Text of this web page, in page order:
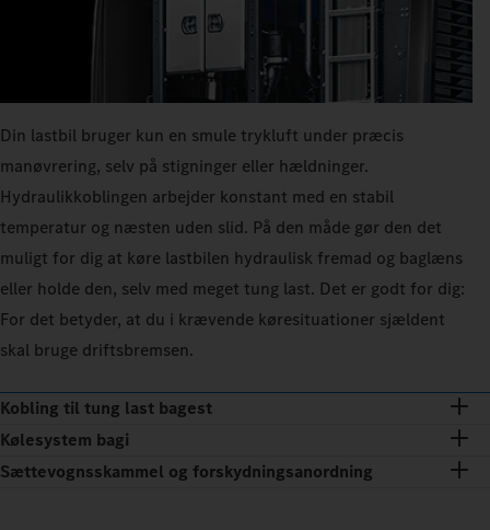
Din lastbil bruger kun en smule trykluft under præcis
manøvrering, selv på stigninger eller hældninger.
Hydraulikkoblingen arbejder konstant med en stabil
temperatur og næsten uden slid. På den måde gør den det
muligt for dig at køre lastbilen hydraulisk fremad og baglæns
eller holde den, selv med meget tung last. Det er godt for dig:
For det betyder, at du i krævende køresituationer sjældent
skal bruge driftsbremsen.
Kobling til tung last bagest
Kølesystem bagi
Sættevognsskammel og forskydningsanordning